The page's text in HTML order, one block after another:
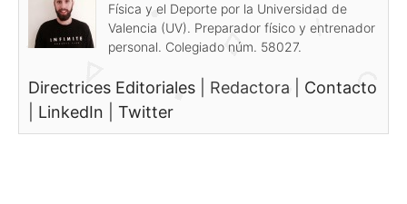
Física y el Deporte por la Universidad de
Valencia (UV). Preparador físico y entrenador
personal. Colegiado núm. 58027.
Directrices Editoriales Redactora
Contacto
LinkedIn Twitter